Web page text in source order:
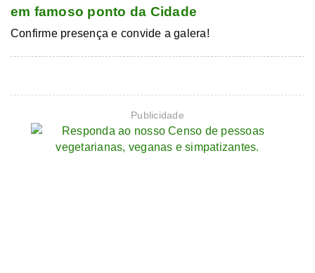
em famoso ponto da Cidade
Confirme presença e convide a galera!
Publicidade